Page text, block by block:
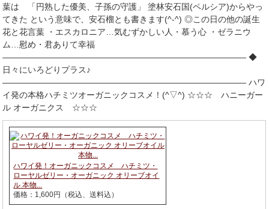
葉は 「円熟した優美、子孫の守護」 塗林安石国(ペルシア)からやっ
てきた という意味で、安石榴とも書きます(^-^) ◎この日の他の誕生
花と花言葉 ・エスカロニア…気むずかしい人・慕う心 ・ゼラニウ
ム…慰め・君ありて幸福
――――――――――――――――――――――――――――― ◆
日々にいろどりプラス♪
――――――――――――――――――――――――――――― ハワ
イ発の本格ハチミツオーガニックコスメ！(^▽^) ☆☆☆ ハニーガー
ル オーガニクス ☆☆☆
ハワイ発！オーガニックコスメ ハチミツ・
ローヤルゼリー・オーガニック オリーブオイ
ル 本物...
価格：1,600円（税込、送料込）